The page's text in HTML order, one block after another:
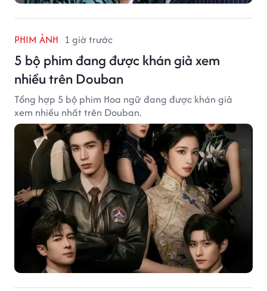
PHIM ẢNH 1 giờ trước
5 bộ phim đang được khán giả xem
nhiều trên Douban
Tổng hợp 5 bộ phim Hoa ngữ đang được khán giả
xem nhiều nhất trên Douban.